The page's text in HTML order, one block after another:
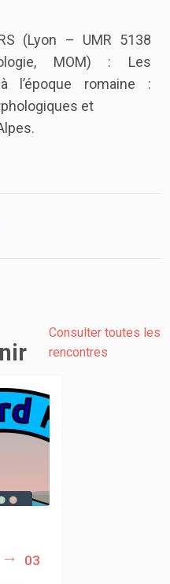
(Lyon – UMR 5138
MOM) : Les
l’époque romaine :
et
Consulter toutes les
rencontres
03